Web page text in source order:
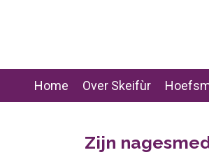
Home Over Skeifùr
Zijn